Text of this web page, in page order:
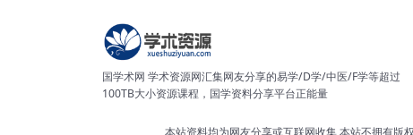
国学术网 学术资源网汇集网友分享的易学/D学/中医/F学等超过
100TB大小资源课程，国学资料分享平台正能量